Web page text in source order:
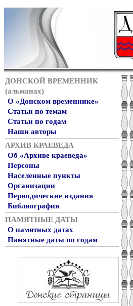
ДОНСКОЙ ВРЕМЕННИК
(альманах)
О «Донском временнике»
Статьи по темам
Статьи по годам
Наши авторы
АРХИВ КРАЕВЕДА
Об «Архиве краеведа»
Персоны
Населенные пункты
Организации
Периодические издания
Библиография
ПАМЯТНЫЕ ДАТЫ
О памятных датах
Памятные даты по годам